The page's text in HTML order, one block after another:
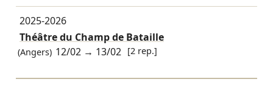
2025-2026
Théâtre du Champ de Bataille
(Angers) 12/02 → 13/02 [2 rep.]